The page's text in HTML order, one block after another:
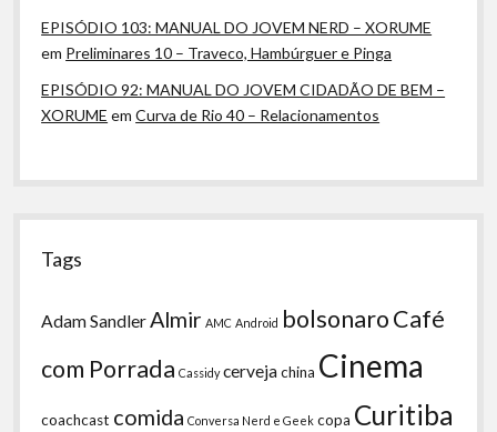
EPISÓDIO 103: MANUAL DO JOVEM NERD – XORUME
em Preliminares 10 – Traveco, Hambúrguer e Pinga
EPISÓDIO 92: MANUAL DO JOVEM CIDADÃO DE BEM –
XORUME emCurva de Rio 40 – Relacionamentos
Tags
Adam Sandler Almir AMC Android bolsonaroCafé
com Porrada Cassidy cervejachina Cinema
coachcast comida Conversa Nerd e Geek copa Curitiba